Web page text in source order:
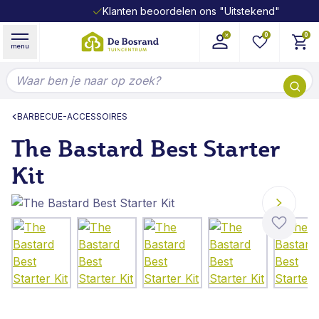
Klanten beoordelen ons "Uitstekend"
Ga naar de inhoud
menu
Doorzoek de hele winkel
0 0
BARBECUE-ACCESSOIRES
The Bastard Best Starter
Kit